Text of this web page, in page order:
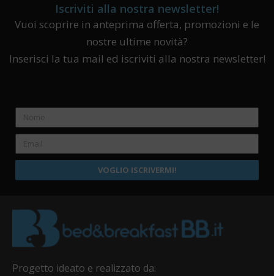
Iscriviti alla nostra newsletter!
Vuoi scoprire in anteprima offerta, promozioni e le
nostre ultime novità?
Inserisci la tua mail ed iscriviti alla nostra newsletter!
VOGLIO ISCRIVERMI!
Progetto ideato e realizzato da: